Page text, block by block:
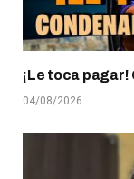
¡Le toca pagar!
04/08/2026